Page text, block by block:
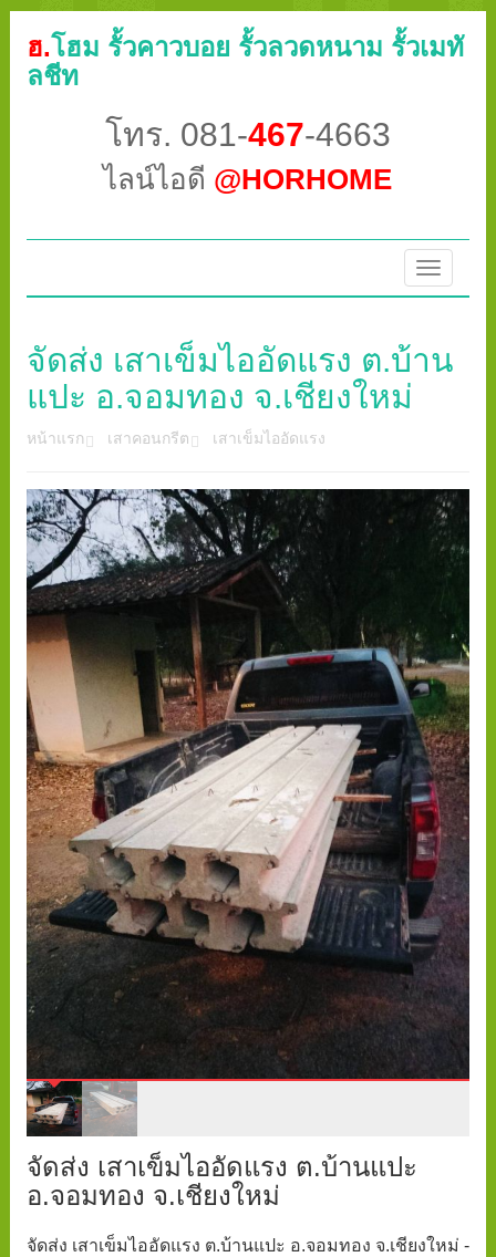
ฮ.โฮม รั้วคาวบอย รั้วลวดหนาม รั้วเมทั
ลชีท
โทร. 081-467-4663
ไลน์ไอดี @HORHOME
Toggle
จัดส่ง เสาเข็มไออัดแรง ต.บ้าน
แปะ อ.จอมทอง จ.เชียงใหม่
หน้าแรก เสาคอนกรีต เสาเข็มไออัดแรง
จัดส่ง เสาเข็มไออัดแรง ต.บ้านแปะ
อ.จอมทอง จ.เชียงใหม่
จัดส่ง เสาเข็มไออัดแรง ต.บ้านแปะ อ.จอมทอง จ.เชียงใหม่ -